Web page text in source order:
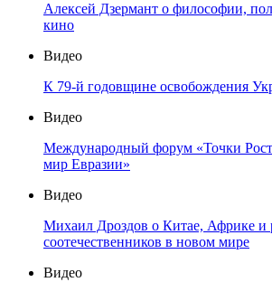
Алексей Дзермант о философии,
кино
Видео
К 79-й годовщине освобождения
Видео
Международный форум «Точки
мир Евразии»
Видео
Михаил Дроздов о Китае, Африке и
соотечественников в новом мире
Видео